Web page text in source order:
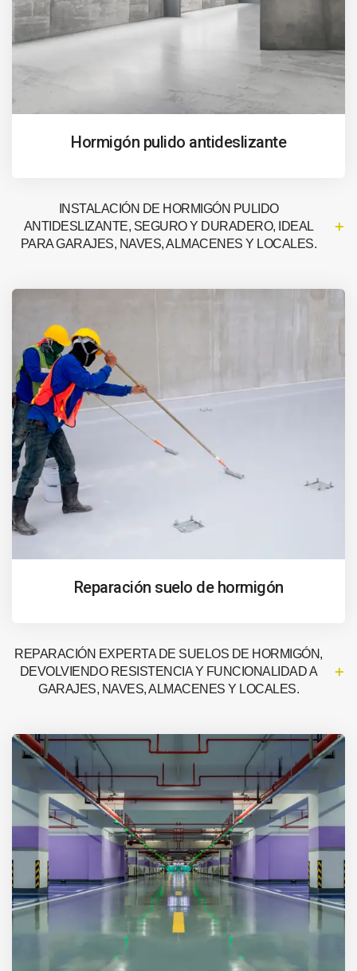
Hormigón pulido antideslizante
INSTALACIÓN DE HORMIGÓN PULIDO
ANTIDESLIZANTE, SEGURO Y DURADERO, IDEAL
PARA GARAJES, NAVES, ALMACENES Y LOCALES.
Reparación suelo de hormigón
REPARACIÓN EXPERTA DE SUELOS DE HORMIGÓN,
DEVOLVIENDO RESISTENCIA Y FUNCIONALIDAD A
GARAJES, NAVES, ALMACENES Y LOCALES.